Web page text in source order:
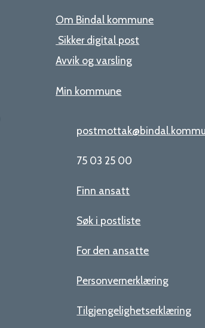
Om Bindal kommune
Sikker digital post
Avvik og varsling
Min kommune
75 03 25 00
Finn ansatt
Søk i postliste
For den ansatte
Personvernerklæring
Tilgjengelighetserklæring